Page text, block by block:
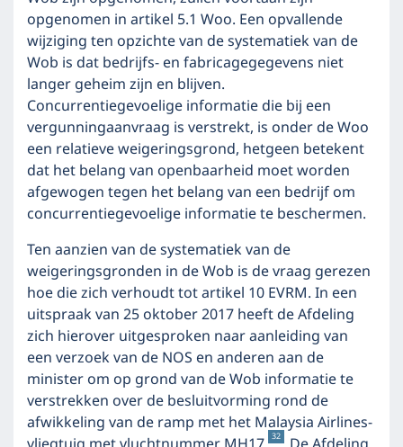
opgenomen in artikel 5.1 Woo. Een opvallende
wijziging ten opzichte van de systematiek van de
Wob is dat bedrijfs- en fabricagegegevens niet
langer geheim zijn en blijven.
Concurrentiegevoelige informatie die bij een
vergunningaanvraag is verstrekt, is onder de Woo
een relatieve weigeringsgrond, hetgeen betekent
dat het belang van openbaarheid moet worden
afgewogen tegen het belang van een bedrijf om
concurrentiegevoelige informatie te beschermen.
Ten aanzien van de systematiek van de
weigeringsgronden in de Wob is de vraag gerezen
hoe die zich verhoudt tot artikel 10 EVRM. In een
uitspraak van 25 oktober 2017 heeft de Afdeling
zich hierover uitgesproken naar aanleiding van
een verzoek van de NOS en anderen aan de
minister om op grond van de Wob informatie te
verstrekken over de besluitvorming rond de
afwikkeling van de ramp met het Malaysia Airlines-
32